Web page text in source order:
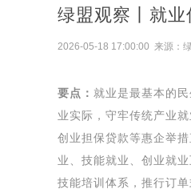
绿盟观察丨就
2026-05-18 17:00:00 来源：
要点： 就业是最基本的
业实际，守牢传统产业
创业担保贷款等惠企举
业、技能就业、创业就
技能培训体系，推行订